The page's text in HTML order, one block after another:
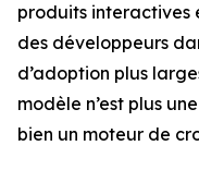
produits interactives
des développeurs
d’adoption plus
modèle n’est plus
bien un moteur de